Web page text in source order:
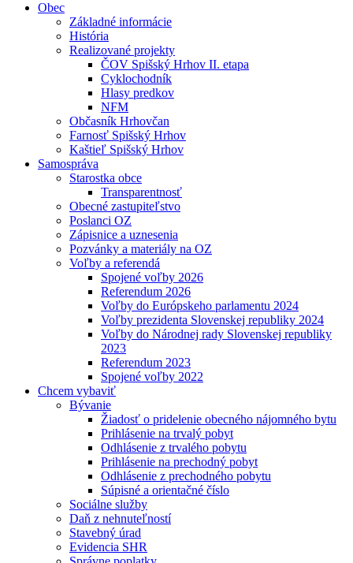
Obec
Základné informácie
História
Realizované projekty
ČOV Spišský Hrhov II. etapa
Cyklochodník
Hlasy predkov
NFM
Občasník Hrhovčan
Farnosť Spišský Hrhov
Kaštieľ Spišský Hrhov
Samospráva
Starostka obce
Transparentnosť
Obecné zastupiteľstvo
Poslanci OZ
Zápisnice a uznesenia
Pozvánky a materiály na OZ
Voľby a referendá
Spojené voľby 2026
Referendum 2026
Voľby do Európskeho parlamentu 2024
Voľby prezidenta Slovenskej republiky 2024
Voľby do Národnej rady Slovenskej republiky
2023
Referendum 2023
Spojené voľby 2022
Chcem vybaviť
Bývanie
Žiadosť o pridelenie obecného nájomného bytu
Prihlásenie na trvalý pobyt
Odhlásenie z trvalého pobytu
Prihlásenie na prechodný pobyt
Odhlásenie z prechodného pobytu
Súpisné a orientačné číslo
Sociálne služby
Daň z nehnuteľností
Stavebný úrad
Evidencia SHR